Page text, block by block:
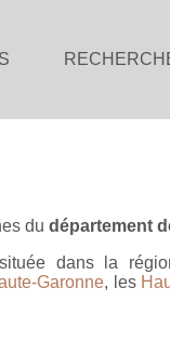
du département
dans la
Garonne, les